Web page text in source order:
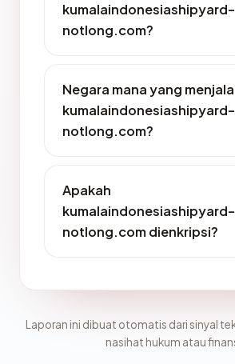
kumalaindonesiashipyard-
notlong.com?
Negara mana yang
kumalaindonesiashipyard-
notlong.com?
Apakah
kumalaindonesiashipyard-
notlong.com dienkripsi?
Laporan ini dibuat otomatis dari sinyal
nasihat hukum atau